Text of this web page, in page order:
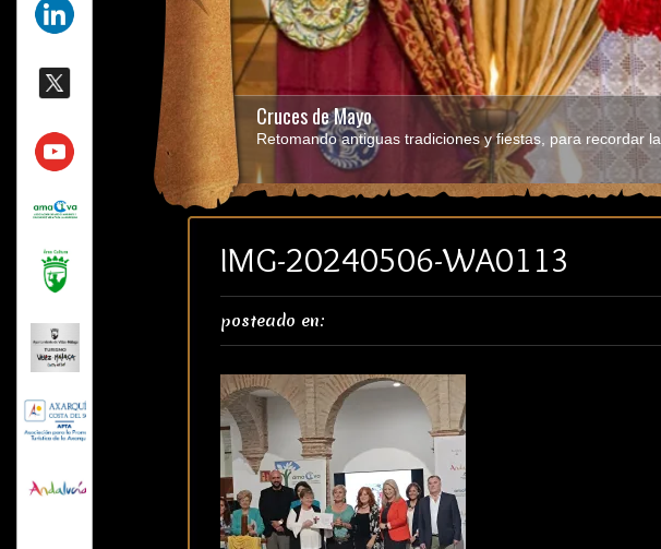
Cruces de Mayo
Retomando antiguas tradiciones y fiestas, para recordar
IMG-20240506-WA0113
posteado en: